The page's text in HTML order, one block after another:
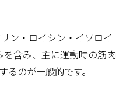
ン・ロイシン・イソロイ
含み、主に運動時の筋肉
るのが一般的です。